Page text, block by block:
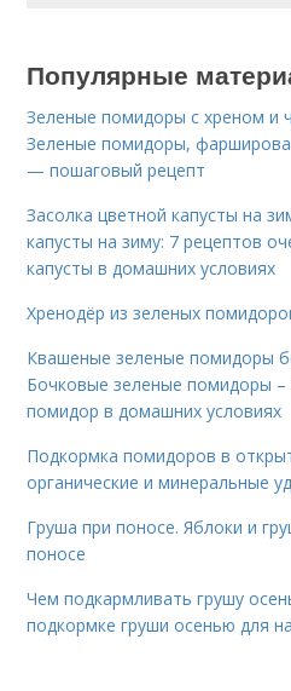
Популярные
Зеленые помидоры с хреном и
Зеленые помидоры,
— пошаговый рецепт
Засолка цветной капусты на
капусты на зиму: 7 рецептов
капусты в домашних условиях
Хренодёр из зеленых
Квашеные зеленые помидоры
Бочковые зеленые помидоры –
помидор в домашних условиях
Подкормка помидоров в
органические и минеральные
Груша при поносе. Яблоки и
поносе
Чем подкармливать грушу
подкормке груши осенью для